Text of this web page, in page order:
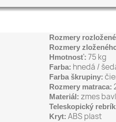
Rozmery
Rozmery
Hmotnosť: 75 kg
Farba: hnedá /
Farba škrupiny:
Rozmery matraca:
Materiál: zmes
Teleskopický
Kryt: ABS plast